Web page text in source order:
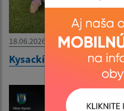
18.06.2026
Kysackí majstri U9